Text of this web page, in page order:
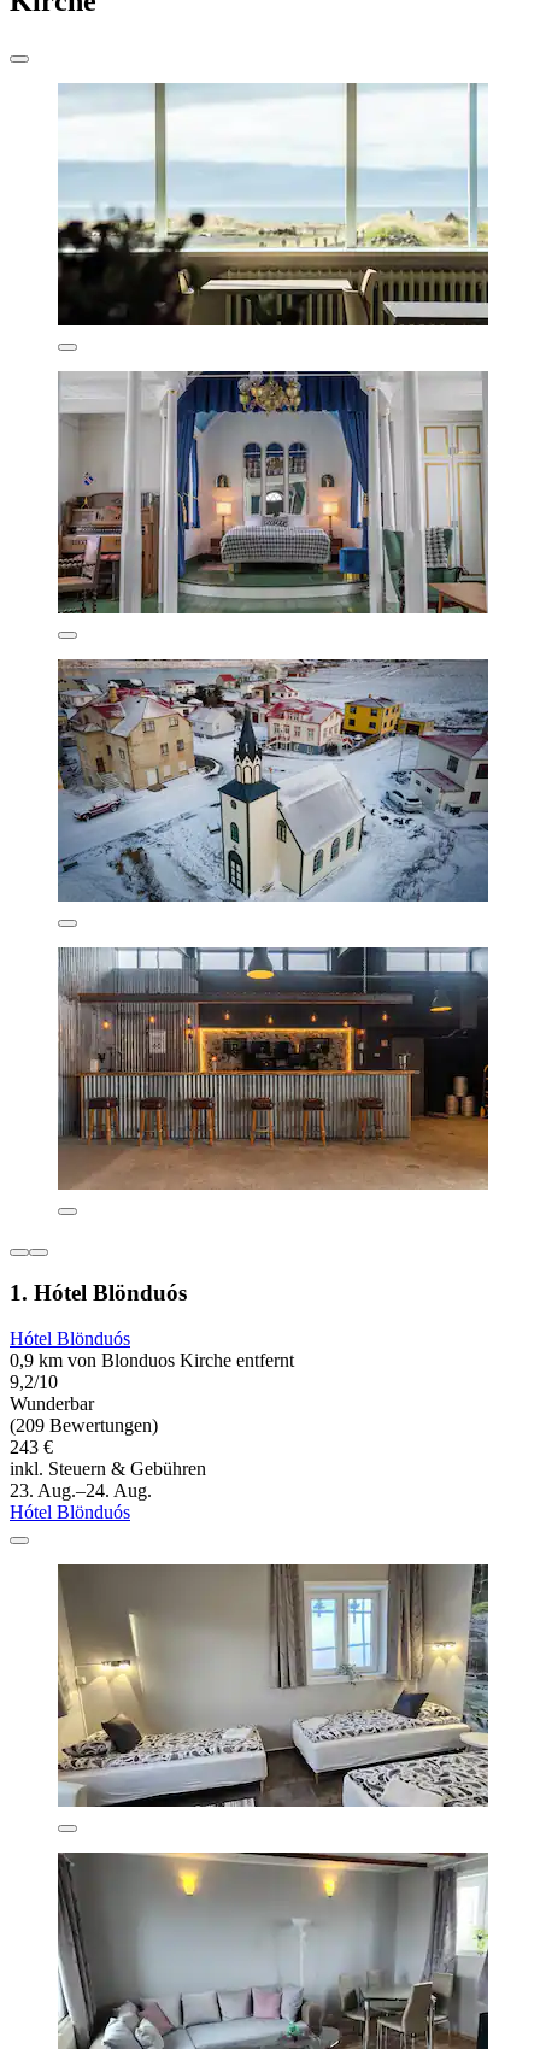
1. Hótel Blönduós
Hótel Blönduós
0,9 km von Blonduos Kirche entfernt
9,2/10
Wunderbar
(209 Bewertungen)
243 €
inkl. Steuern & Gebühren
23. Aug.–24. Aug.
Hótel Blönduós